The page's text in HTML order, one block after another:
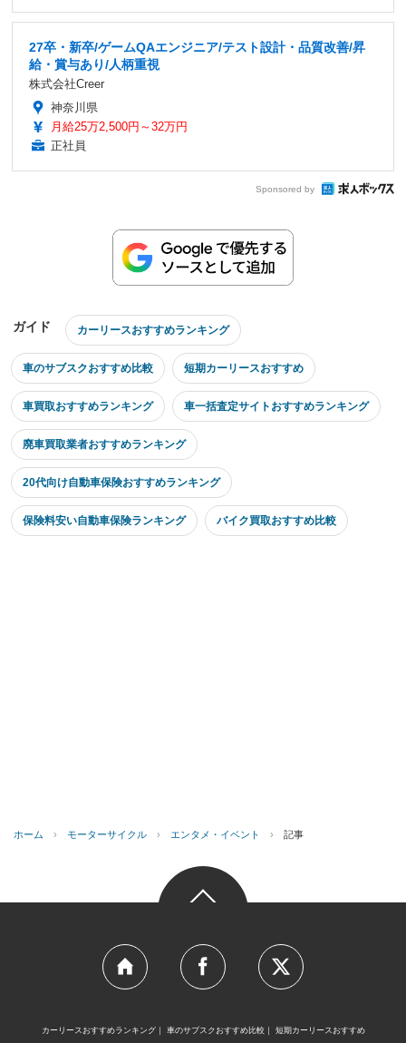
27卒・新卒/ゲームQAエンジニア/テスト設計・品質改善/昇
給・賞与あり/人柄重視
株式会社Creer
神奈川県
月給25万2,500円～32万円
正社員
Sponsored by
ガイド カーリースおすすめランキング
車のサブスクおすすめ比較 短期カーリースおすすめ
車買取おすすめランキング 車一括査定サイトおすすめランキング
廃車買取業者おすすめランキング
20代向け自動車保険おすすめランキング
保険料安い自動車保険ランキング バイク買取おすすめ比較
ホーム › モーターサイクル › エンタメ・イベント › 記事
カーリースおすすめランキング 車のサブスクおすすめ比較 短期カーリースおすすめ